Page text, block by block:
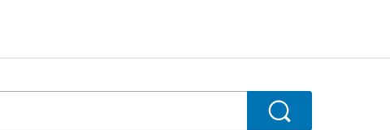
Search